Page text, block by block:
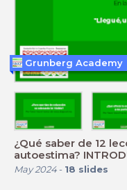
¿Qué saber de 12
autoestima?
May 2024- 18 slides
Grunberg Academy